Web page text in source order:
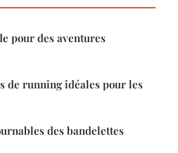
pour des aventures
de running idéales pour les
des bandelettes